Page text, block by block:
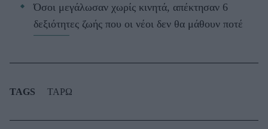
Όσοι μεγάλωσαν χωρίς κινητά, απέκτησαν 6
δεξιότητες ζωής που οι νέοι δεν θα μάθουν ποτέ
TAGS ΤΑΡΩ